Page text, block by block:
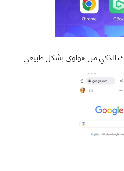
الذكي من هواوي بشكل طبيعي.